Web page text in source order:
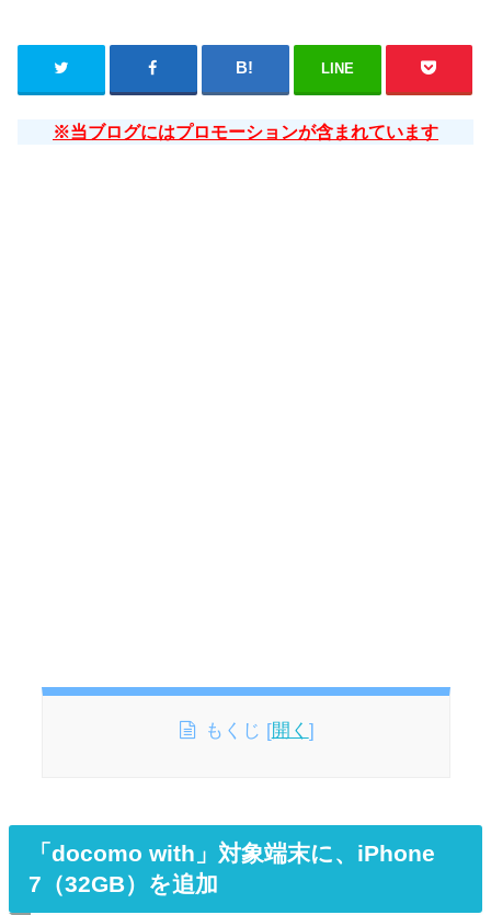
LINE
※当ブログにはプロモーションが含まれています
もくじ [開く ]
「docomo with」対象端末に、iPhone
7（32GB）を追加